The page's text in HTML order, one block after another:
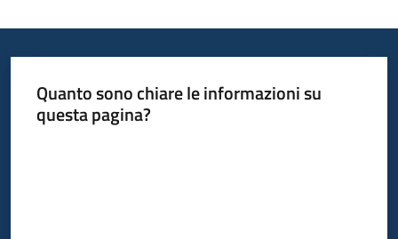
Newsletter
Quanto sono chiare le informazioni su
questa pagina?